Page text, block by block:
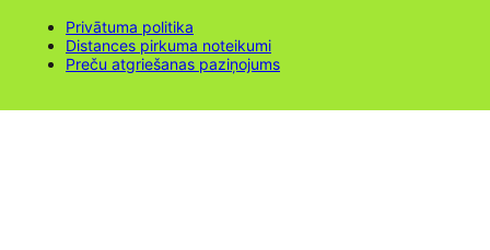
Privātuma politika
Distances pirkuma noteikumi
Preču atgriešanas paziņojums